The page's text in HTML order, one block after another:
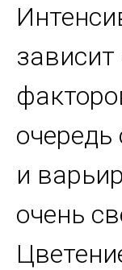
очередь
и
очень